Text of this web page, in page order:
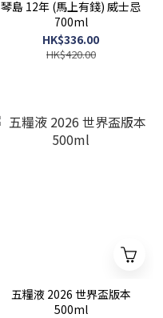
琴島 12年 (馬上有錢) 威士忌
700ml
HK$336.00
HK$420.00
五糧液 2026 世界盃版本
500ml